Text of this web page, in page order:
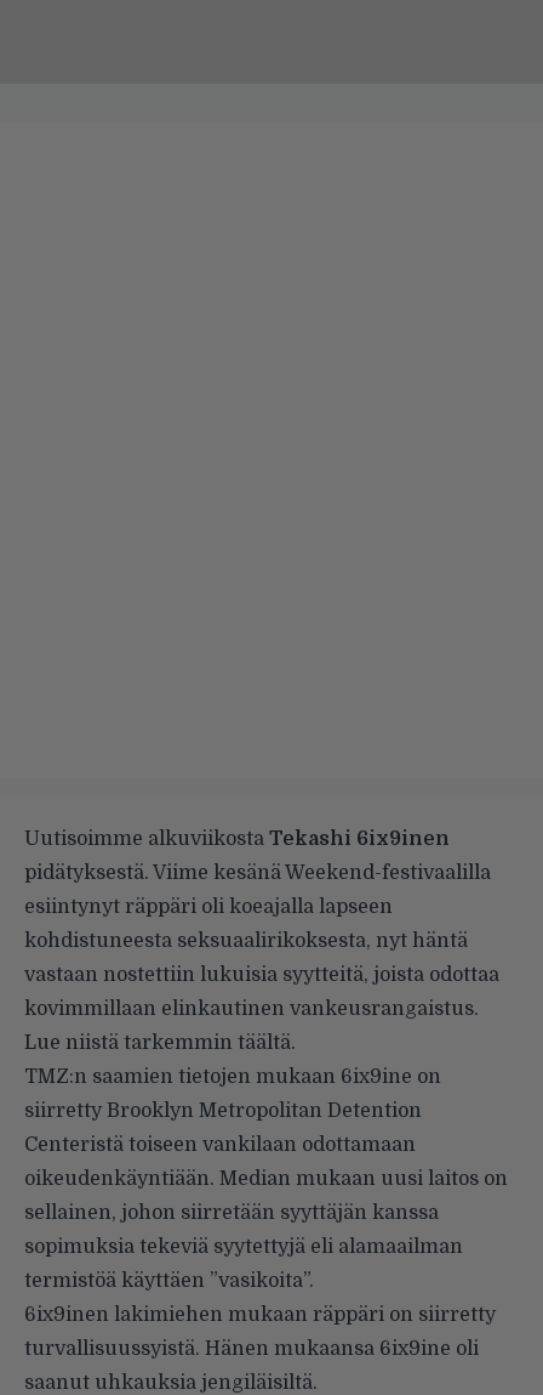
Uutisoimme alkuviikosta Tekashi 6ix9inen
pidätyksestä. Viime kesänä Weekend-festivaalilla
esiintynyt räppäri oli koeajalla lapseen
kohdistuneesta seksuaalirikoksesta, nyt häntä
vastaan nostettiin lukuisia syytteitä, joista odottaa
kovimmillaan elinkautinen vankeusrangaistus.
Lue niistä tarkemmin täältä.
TMZ:n saamien tietojen mukaan 6ix9ine on
siirretty Brooklyn Metropolitan Detention
Centeristä toiseen vankilaan odottamaan
oikeudenkäyntiään. Median mukaan uusi laitos on
sellainen, johon siirretään syyttäjän kanssa
sopimuksia tekeviä syytettyjä eli alamaailman
termistöä käyttäen ”vasikoita”.
6ix9inen lakimiehen mukaan räppäri on siirretty
turvallisuussyistä. Hänen mukaansa 6ix9ine oli
saanut uhkauksia jengiläisiltä.